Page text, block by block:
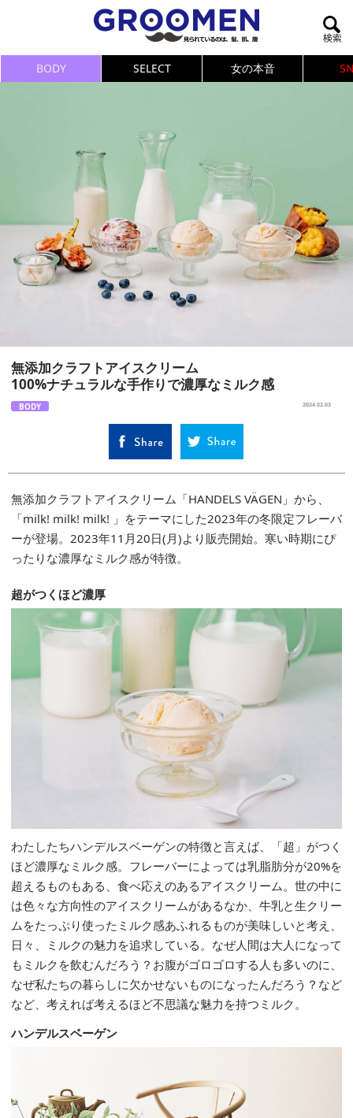
BODY SELECT 女の本音
無添加クラフトアイスクリーム
100%ナチュラルな手作りで濃厚なミルク感
BODY 2024.02.03
無添加クラフトアイスクリーム「HANDELS VÄGEN」から、
「milk! milk! milk! 」をテーマにした2023年の冬限定フレーバ
ーが登場。2023年11月20日(月)より販売開始。寒い時期にぴ
ったりな濃厚なミルク感が特徴。
超がつくほど濃厚
わたしたちハンデルスベーゲンの特徴と言えば、「超」がつく
ほど濃厚なミルク感。フレーバーによっては乳脂肪分が20%を
超えるものもある、食べ応えのあるアイスクリーム。世の中に
は色々な方向性のアイスクリームがあるなか、牛乳と生クリー
ムをたっぷり使ったミルク感あふれるものが美味しいと考え、
日々、ミルクの魅力を追求している。なぜ人間は大人になって
もミルクを飲むんだろう？お腹がゴロゴロする人も多いのに、
なぜ私たちの暮らしに欠かせないものになったんだろう？など
など、考えれば考えるほど不思議な魅力を持つミルク。
ハンデルスベーゲン